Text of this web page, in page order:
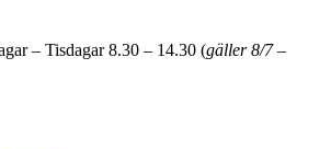
– Tisdagar 8.30 – 14.30 (gäller 8/7 –